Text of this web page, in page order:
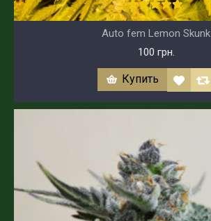
Auto fem Lemon Skunk
100 грн.
Купить